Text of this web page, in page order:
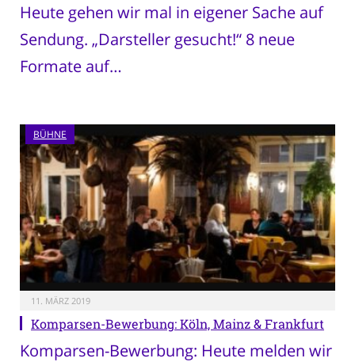
Heute gehen wir mal in eigener Sache auf
Sendung. „Darsteller gesucht!“ 8 neue
Formate auf…
BÜHNE
11. MÄRZ 2019
Komparsen-Bewerbung: Köln, Mainz & Frankfurt
Komparsen-Bewerbung: Heute melden wir